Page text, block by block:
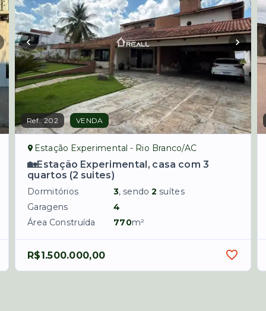
Ref.:202 VENDA
Estação Experimental - Rio Branco/AC
🏡Estação Experimental, casa com 3
quartos (2 suites)
Dormitórios 3, sendo2 suítes
Garagens
4
Área Construída
770m²
R$1.500.000,00